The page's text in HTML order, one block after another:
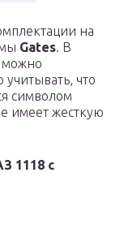
на
Gates. В
можно
учитывать, что
символом
имеет жесткую
1118 с